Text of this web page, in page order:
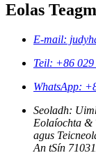
Eolas
E-mail:
Teil: +86 029
WhatsApp:
Seoladh:
Eolaíochta &
agus
An tSín